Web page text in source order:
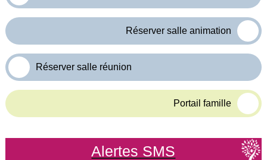
Réserver salle animation
Réserver salle réunion
Portail famille
Alertes SMS